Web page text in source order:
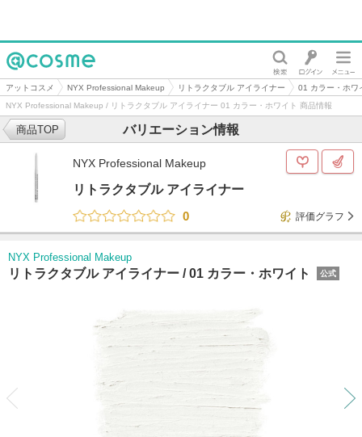
@cosme
アットコスメ NYX Professional Makeup リトラクタブル アイライナー
01 カラー・ホワ
NYX Professional Makeup / リトラクタブル アイライナー 01 カラー・ホワイト 商品情報
バリエーション情報
商品TOP
NYX Professional Makeup
リトラクタブル アイライナー
0
評価グラフ
NYX Professional Makeup
リトラクタブル アイライナー /01 カラー・ホワイト 公式